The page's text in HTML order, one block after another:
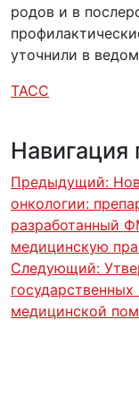
родов и в
уточнили в
ТАСС
Навигация
Предыдущий:
онкологии:
разработанный
медицинскую
Следующий:
государственных
медицинской